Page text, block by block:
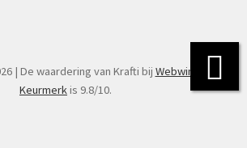
| De waardering van Krafti bij Webwinkel
Keurmerkis 9.8/10.